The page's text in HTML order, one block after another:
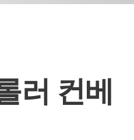
러 컨베